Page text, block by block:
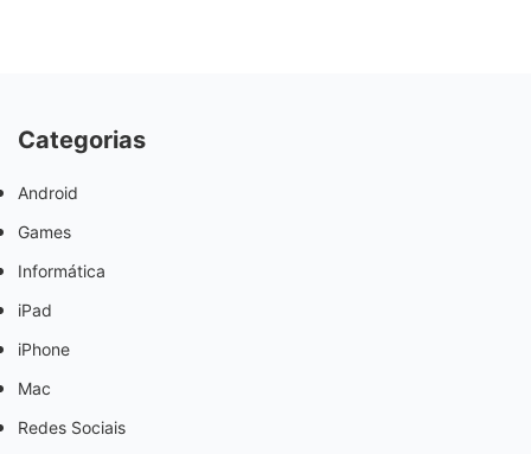
Categorias
Android
Games
Informática
iPad
iPhone
Mac
Redes Sociais